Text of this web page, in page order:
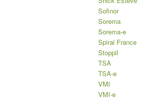
Sofinor
Sorema
Sorema-e
Spiral France
Stoppil
TSA
TSA-e
VMI
VMI-e